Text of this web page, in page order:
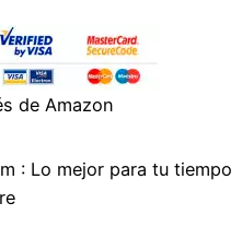
7, 8 y 10
de Amazon
: Lo mejor para tu tiempo